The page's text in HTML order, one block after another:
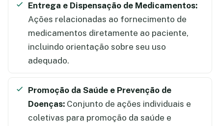
Entrega e Dispensação de Medicamentos:
Ações relacionadas ao fornecimento de
medicamentos diretamente ao paciente,
incluindo orientação sobre seu uso
adequado.
Promoção da Saúde e Prevenção de
Doenças: Conjunto de ações individuais e
coletivas para promoção da saúde e